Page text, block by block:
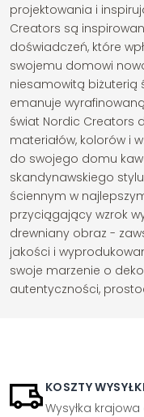
projektowania i
Creators są
doświadczeń, które
swojemu domowi
niesamowitą biżuterią
emanuje
świat Nordic Creators
materiałów, kolorów i
do swojego domu
skandynawskiego
ściennym w
przyciągający wzrok
drewniany obraz -
jakości i
swoje marzenie o
autentyczności,
KOSZTY WYSYŁKI
Wysyłka krajowa